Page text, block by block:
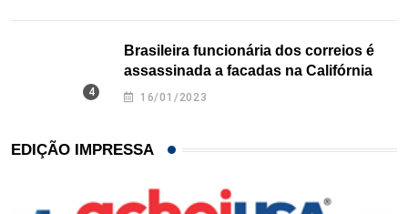
Brasileira funcionária dos correios é
assassinada a facadas na Califórnia
16/01/2023
EDIÇÃO IMPRESSA